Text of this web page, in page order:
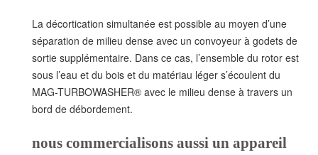
La décortication simultanée est possible au moyen d’une
séparation de milieu dense avec un convoyeur à godets de
sortie supplémentaire. Dans ce cas, l’ensemble du rotor est
sous l’eau et du bois et du matériau léger s’écoulent du
MAG-TURBOWASHER® avec le milieu dense à travers un
bord de débordement.
nous commercialisons aussi un appareil